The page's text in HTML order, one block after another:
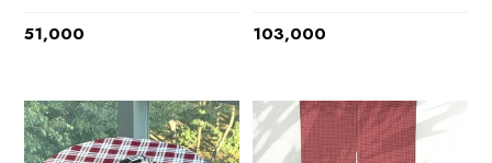
51,000 103,000